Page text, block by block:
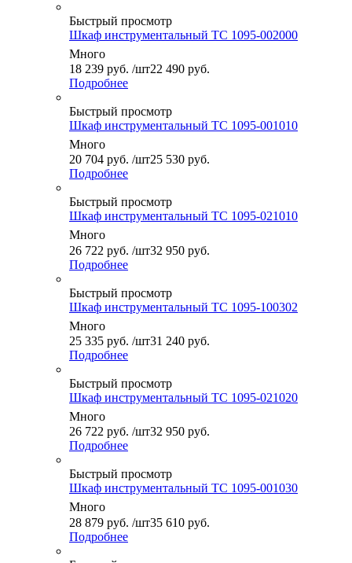
Быстрый просмотр
Шкаф инструментальный ТС 1095-002000
Много
18 239 руб. /шт22 490 руб.
Подробнее
Быстрый просмотр
Шкаф инструментальный ТС 1095-001010
Много
20 704 руб. /шт25 530 руб.
Подробнее
Быстрый просмотр
Шкаф инструментальный ТС 1095-021010
Много
26 722 руб. /шт32 950 руб.
Подробнее
Быстрый просмотр
Шкаф инструментальный ТС 1095-100302
Много
25 335 руб. /шт31 240 руб.
Подробнее
Быстрый просмотр
Шкаф инструментальный ТС 1095-021020
Много
26 722 руб. /шт32 950 руб.
Подробнее
Быстрый просмотр
Шкаф инструментальный ТС 1095-001030
Много
28 879 руб. /шт35 610 руб.
Подробнее